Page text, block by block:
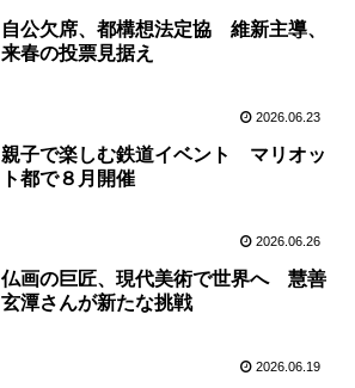
自公欠席、都構想法定協 維新主導、
来春の投票見据え
2026.06.23
親子で楽しむ鉄道イベント マリオッ
ト都で８月開催
2026.06.26
仏画の巨匠、現代美術で世界へ 慧善
玄潭さんが新たな挑戦
2026.06.19